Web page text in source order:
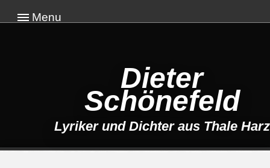
Menu
Dieter
Schönefeld
Lyriker und Dichter aus Thale Harz